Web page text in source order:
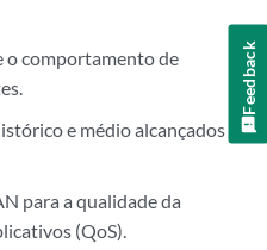
o comportamento de
e médio alcançados
para a qualidade da
(QoS).
Feedback